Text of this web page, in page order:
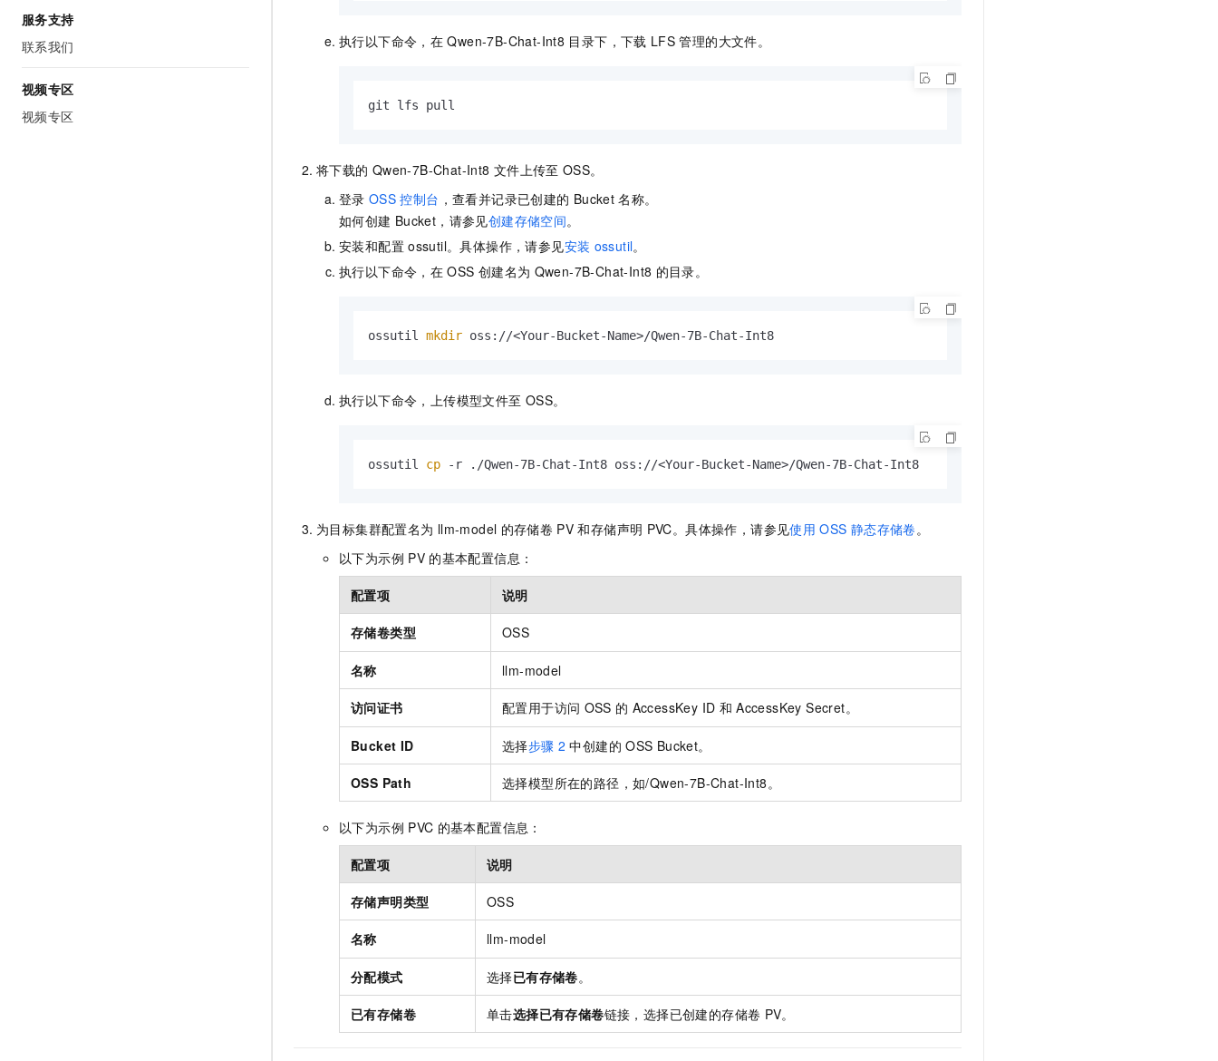
服务支持
联系我们
视频专区
视频专区
执行以下命令，在 Qwen-7B-Chat-Int8 目录下，下载 LFS 管理的大文件。
git lfs pull
将下载的 Qwen-7B-Chat-Int8 文件上传至 OSS。
登录 OSS 控制台 ，查看并记录已创建的 Bucket 名称。
如何创建 Bucket，请参见创建存储空间。
安装和配置 ossutil。具体操作，请参见安装 ossutil。
执行以下命令，在 OSS 创建名为 Qwen-7B-Chat-Int8 的目录。
ossutil mkdir oss://<Your-Bucket-Name>/Qwen-7B-Chat-Int8
执行以下命令，上传模型文件至 OSS。
ossutil cp -r ./Qwen-7B-Chat-Int8 oss://<Your-Bucket-Name>/Qwen-7B-Chat-Int8
为目标集群配置名为 llm-model 的存储卷 PV 和存储声明 PVC。具体操作，请参见使用 OSS 静态存储卷。
以下为示例 PV 的基本配置信息：
配置项 说明
存储卷类型 OSS
名称 llm-model
访问证书 配置用于访问 OSS 的 AccessKey ID 和 AccessKey Secret。
Bucket ID 选择步骤 2 中创建的 OSS Bucket。
OSS Path 选择模型所在的路径，如/Qwen-7B-Chat-Int8。
以下为示例 PVC 的基本配置信息：
配置项 说明
存储声明类型 OSS
名称 llm-model
分配模式 选择已有存储卷。
已有存储卷 单击选择已有存储卷链接，选择已创建的存储卷 PV。